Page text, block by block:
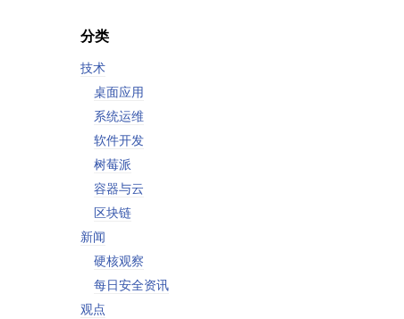
分类
技术
桌面应用
系统运维
软件开发
树莓派
容器与云
区块链
新闻
硬核观察
每日安全资讯
观点